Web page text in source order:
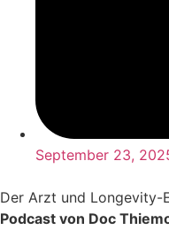
September 23,
Der Arzt und Longevity-
Podcast von Doc